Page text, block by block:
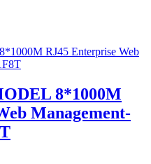
8*1000M
Management-